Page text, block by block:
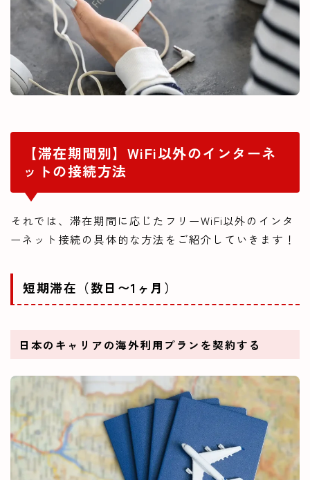
【滞在期間別】WiFi以外のインターネ
ットの接続方法
それでは、滞在期間に応じたフリーWiFi以外のインタ
ーネット接続の具体的な方法をご紹介していきます！
短期滞在（数日〜1ヶ月）
日本のキャリアの海外利用プランを契約する